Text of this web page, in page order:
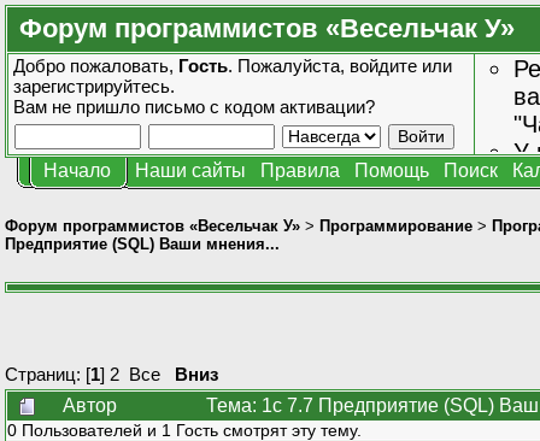
Форум программистов «Весельчак У»
Добро пожаловать, Гость. Пожалуйста, войдите или
зарегистрируйтесь.
Вам не пришло письмо с кодом активации?
У
Начало Наши сайты Правила Помощь Поиск
Форум программистов «Весельчак У» > Программирование >
Предприятие (SQL) Ваши мнения...
Страниц: [1] 2 Все
Вниз
Автор
Тема: 1с 7.7 Предприятие (SQL)
0 Пользователей и 1 Гость смотрят эту тему.